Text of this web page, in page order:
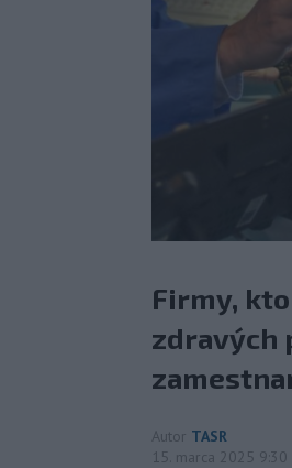
Firmy,
zdravých
Autor TASR
15. marca 2025 9:30